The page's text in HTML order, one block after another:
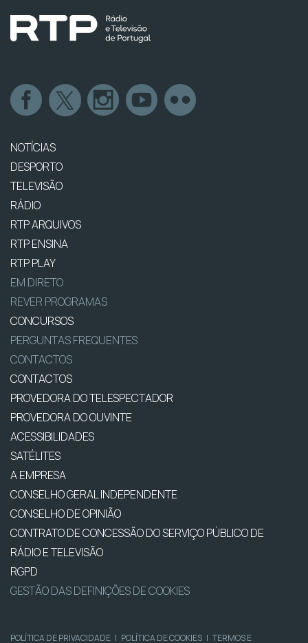
NOTÍCIAS
DESPORTO
TELEVISÃO
RÁDIO
RTP ARQUIVOS
RTP ENSINA
RTP PLAY
EM DIRETO
REVER PROGRAMAS
CONCURSOS
PERGUNTAS FREQUENTES
CONTACTOS
CONTACTOS
PROVEDORA DO TELESPECTADOR
PROVEDORA DO OUVINTE
ACESSIBILIDADES
SATÉLITES
A EMPRESA
CONSELHO GERAL INDEPENDENTE
CONSELHO DE OPINIÃO
CONTRATO DE CONCESSÃO DO SERVIÇO PÚBLICO DE
RÁDIO E TELEVISÃO
RGPD
GESTÃO DAS DEFINIÇÕES DE COOKIES
POLÍTICA DE PRIVACIDADE | POLÍTICA DE COOKIES | TERMOS E